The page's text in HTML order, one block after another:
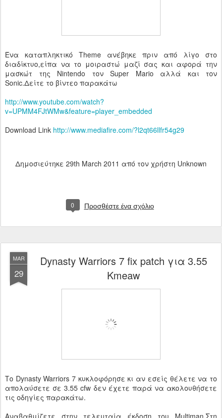
Ένα καταπληκτικό Theme ανέβηκε πριν από λίγο στο
διαδίκτυο,είπα να το μοιραστώ μαζί σας και αφορά την
μασκώτ της Nintendo τον Super Mario αλλά και τον
Sonic.Δείτε το βίντεο παρακάτω
http://www.youtube.com/watch?
v=UPMM4FJtWMw&feature=player_embedded
Download Link http://www.mediafire.com/?l2qt66llfr54g29
Δημοσιεύτηκε 29th March 2011 από τον χρήστη Unknown
0 Προσθέστε ένα σχόλιο
MAR
29
Dynasty Warriors 7 fix patch για 3.55
Kmeaw
Το Dynasty Warriors 7 κυκλοφόρησε κι αν εσείς θέλετε να το
απολαύσετε σε 3.55 cfw δεν έχετε παρά να ακολουθήσετε
τις οδηγίες παρακάτω.
Αναβαθμίζετε στην τελευταία έκδοση του Multiman.Στη